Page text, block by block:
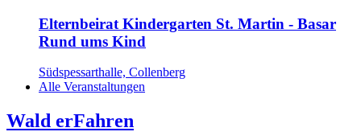
Elternbeirat Kindergarten St. Martin - Basar
Rund ums Kind
Südspessarthalle, Collenberg
Alle Veranstaltungen
Wald erFahren